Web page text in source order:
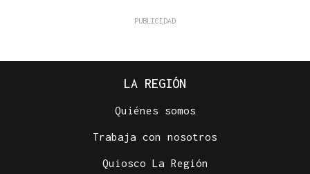
LA REGIÓN
Quiénes somos
Trabaja con nosotros
Quiosco La Región